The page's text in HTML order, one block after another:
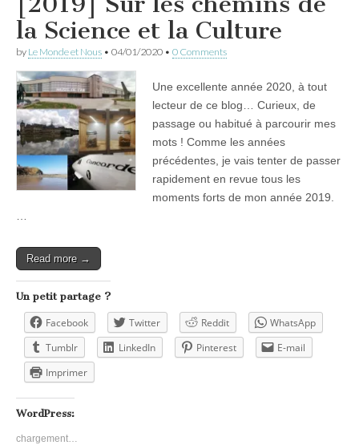
la Science et la Culture
by Le Monde et Nous • 04/01/2020 • 0 Comments
Une excellente année 2020, à tout
lecteur de ce blog… Curieux, de
passage ou habitué à parcourir mes
mots ! Comme les années
précédentes, je vais tenter de passer
rapidement en revue tous les
moments forts de mon année 2019.
Read more →
Un petit partage ?
Facebook Twitter Reddit
WhatsApp
Tumblr
LinkedIn Pinterest
E-mail
Imprimer
WordPress:
chargement…